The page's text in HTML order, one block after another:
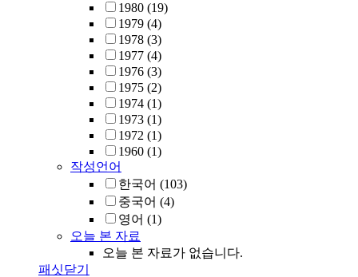
1980 (19)
1979 (4)
1978 (3)
1977 (4)
1976 (3)
1975 (2)
1974 (1)
1973 (1)
1972 (1)
1960 (1)
작성언어
한국어 (103)
중국어 (4)
영어 (1)
오늘 본 자료
오늘 본 자료가 없습니다.
패싯닫기